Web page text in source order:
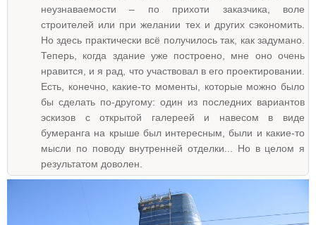
неузнаваемости – по прихоти заказчика, воле
строителей или при желании тех и других сэкономить.
Но здесь практически всё получилось так, как задумано.
Теперь, когда здание уже построено, мне оно очень
нравится, и я рад, что участвовал в его проектировании.
Есть, конечно, какие-то моменты, которые можно было
бы сделать по-другому: один из последних вариантов
эскизов с открытой галереей и навесом в виде
бумеранга на крыше был интересным, были и какие-то
мысли по поводу внутренней отделки... Но в целом я
результатом доволен.